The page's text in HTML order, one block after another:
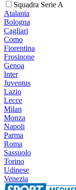
Squadra Serie A
Atalanta
Bologna
Cagliari
Como
Fiorentina
Frosinone
Genoa
Inter
Juventus
Lazio
Lecce
Milan
Monza
Napoli
Parma
Roma
Sassuolo
Torino
Udinese
Venezia